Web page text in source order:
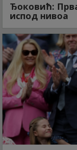
Ђоковић:
испод нивоа